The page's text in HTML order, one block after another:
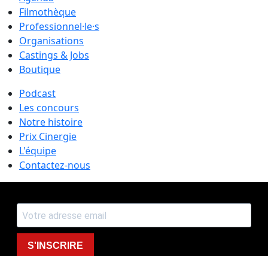
Filmothèque
Professionnel·le·s
Organisations
Castings & Jobs
Boutique
Podcast
Les concours
Notre histoire
Prix Cinergie
L'équipe
Contactez-nous
S'INSCRIRE